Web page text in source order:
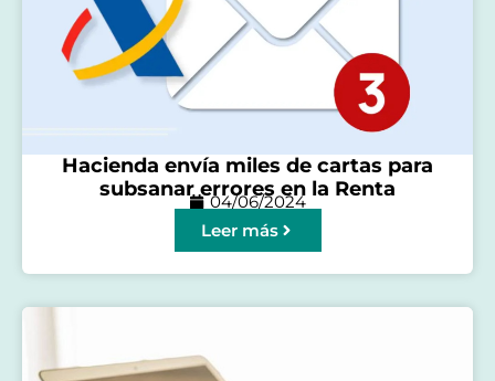
Hacienda envía miles de cartas para
subsanar errores en la Renta
04/06/2024
Leer más